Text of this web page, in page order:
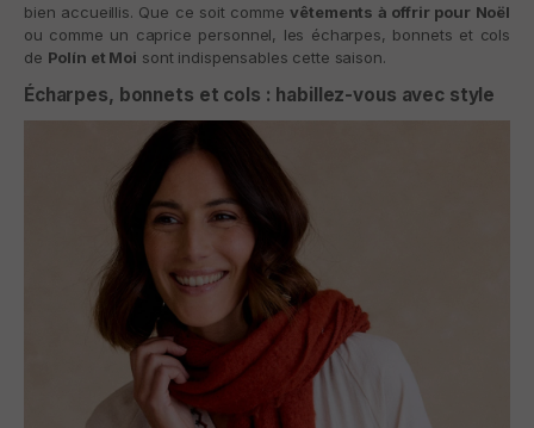
bien accueillis. Que ce soit commevêtements à offrir pour Noël
ou comme un caprice personnel, les écharpes, bonnets et cols
de Polín et Moi sont indispensables cette saison.
Écharpes, bonnets et cols : habillez-vous avec style